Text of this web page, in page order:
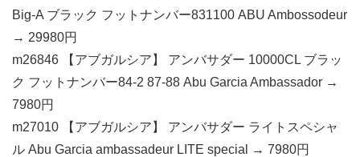
Big-A ブラック フットナンバー831100 ABU Ambossodeur
→ 29980円
m26846 【アブガルシア】 アンバサダー 10000CL ブラッ
ク フットナンバー84-2 87-88 Abu Garcia Ambassador →
7980円
m27010 【アブガルシア】 アンバサダー ライトスペシャ
ル Abu Garcia ambassadeur LITE special → 7980円